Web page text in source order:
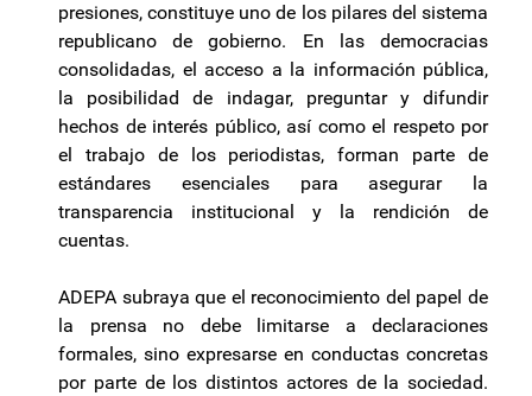
presiones, constituye uno de los pilares del sistema
republicano de gobierno. En las democracias
consolidadas, el acceso a la información pública,
la posibilidad de indagar, preguntar y difundir
hechos de interés público, así como el respeto por
el trabajo de los periodistas, forman parte de
estándares esenciales para asegurar la
transparencia institucional y la rendición de
cuentas.
ADEPA subraya que el reconocimiento del papel de
la prensa no debe limitarse a declaraciones
formales, sino expresarse en conductas concretas
por parte de los distintos actores de la sociedad.